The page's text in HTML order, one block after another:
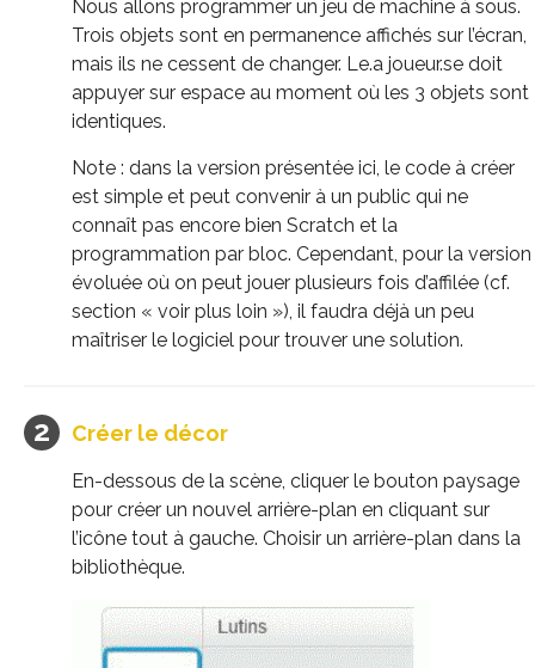
Nous allons programmer un jeu de machine à sous.
Trois objets sont en permanence affichés sur l’écran,
mais ils ne cessent de changer. Le.a joueur.se doit
appuyer sur espace au moment où les 3 objets sont
identiques.
Note : dans la version présentée ici, le code à créer
est simple et peut convenir à un public qui ne
connaît pas encore bien Scratch et la
programmation par bloc. Cependant, pour la version
évoluée où on peut jouer plusieurs fois d’affilée (cf.
section « voir plus loin »), il faudra déjà un peu
maîtriser le logiciel pour trouver une solution.
Créer le décor
En-dessous de la scène, cliquer le bouton paysage
pour créer un nouvel arrière-plan en cliquant sur
l’icône tout à gauche. Choisir un arrière-plan dans la
bibliothèque.